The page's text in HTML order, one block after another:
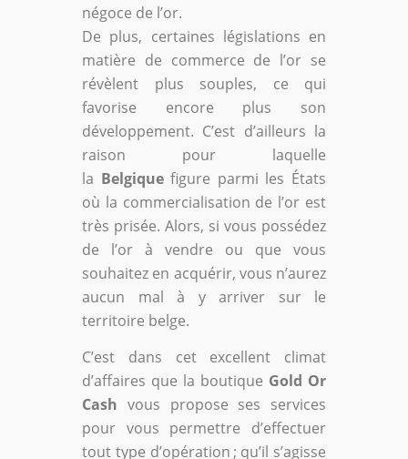
négoce de l’or.
De plus, certaines législations en
matière de commerce de l’or se
révèlent plus souples, ce qui
favorise encore plus son
développement. C’est d’ailleurs la
raison pour laquelle
la Belgiquefigure parmi les États
où la commercialisation de l’or est
très prisée. Alors, si vous possédez
de l’or à vendre ou que vous
souhaitez en acquérir, vous n’aurez
aucun mal à y arriver sur le
territoire belge.
C’est dans cet excellent climat
d’affaires que la boutique Gold Or
Cash vous propose ses services
pour vous permettre d’effectuer
tout type d’opération ; qu’il s’agisse